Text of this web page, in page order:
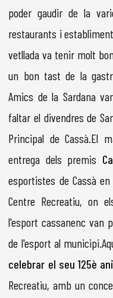
poder gaudir de la
restaurants i
vetllada va tenir molt
un bon tast de la
Amics de la Sardana
faltar el divendres de
Principal de Cassà.El
entrega dels premis
esportistes de Cassà
Centre Recreatiu, on
l'esport cassanenc van
de l'esport al
celebrar el seu 125è
Recreatiu, amb un